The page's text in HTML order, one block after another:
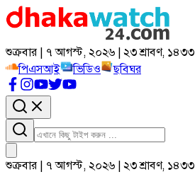
শুক্রবার | ৭ আগস্ট, ২০২৬ | ২৩ শ্রাবণ, ১৪৩৩
পিএসআই
ভিডিও ছবিঘর
শুক্রবার | ৭ আগস্ট, ২০২৬ | ২৩ শ্রাবণ, ১৪৩৩